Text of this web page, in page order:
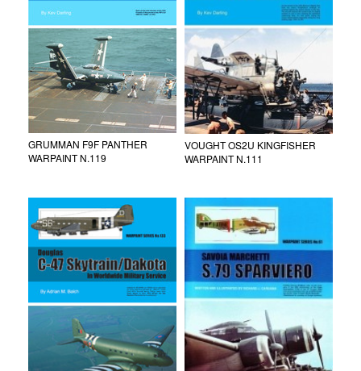
GRUMMAN F9F PANTHER
WARPAINT N.119
VOUGHT OS2U KINGFISHER
WARPAINT N.111